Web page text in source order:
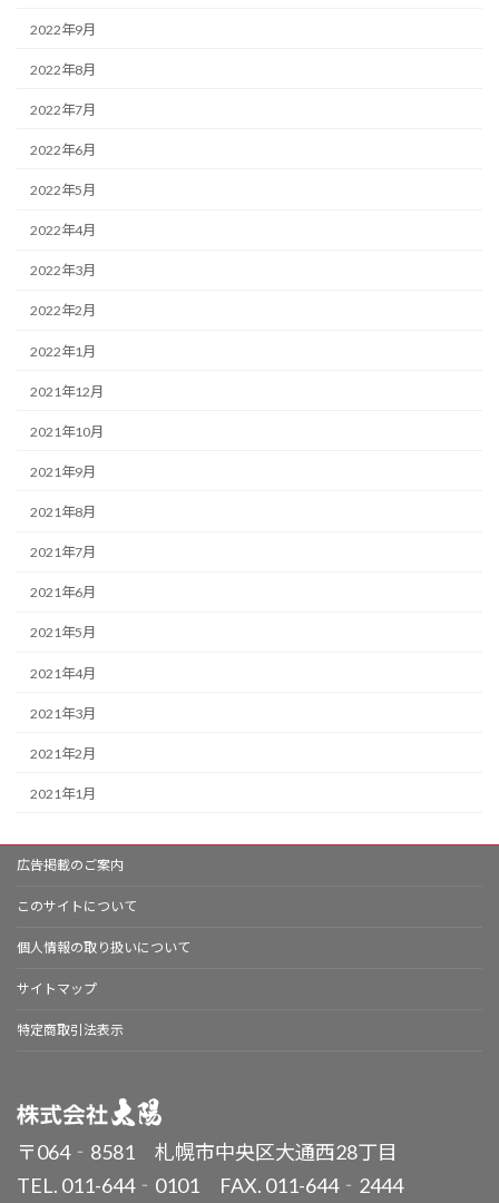
2022年9月
2022年8月
2022年7月
2022年6月
2022年5月
2022年4月
2022年3月
2022年2月
2022年1月
2021年12月
2021年10月
2021年9月
2021年8月
2021年7月
2021年6月
2021年5月
2021年4月
2021年3月
2021年2月
2021年1月
広告掲載のご案内
このサイトについて
個人情報の取り扱いについて
サイトマップ
特定商取引法表示
〒064‐8581 札幌市中央区大通西28丁目
TEL. 011-644‐0101 FAX. 011-644‐2444